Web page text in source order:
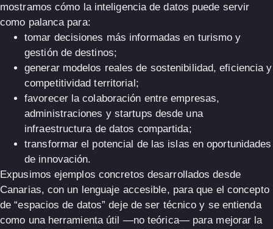
mostramos cómo la inteligencia de datos puede servir
como palanca para:
tomar decisiones más informadas en turismo y
gestión de destinos;
generar modelos reales de sostenibilidad, eficiencia y
competitividad territorial;
favorecer la colaboración entre empresas,
administraciones y startups desde una
infraestructura de datos compartida;
transformar el potencial de las islas en oportunidades
de innovación.
Expusimos ejemplos concretos desarrollados desde
Canarias, con un lenguaje accesible, para que el concepto
de “espacios de datos” deje de ser técnico y se entienda
como una herramienta útil —no teórica— para mejorar la